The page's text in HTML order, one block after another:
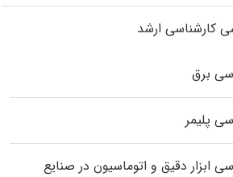
کارشناسی ارشد
برق
پلیمر
ابزار دقیق و اتوماسیون در صنایع